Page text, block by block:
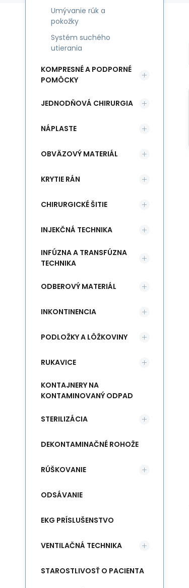
Umývanie rúk a
pokožky
Systém suchého
utierania
KOMPRESNÉ A PODPORNÉ
POMÔCKY
JEDNODŇOVÁ CHIRURGIA
NÁPLASTE
OBVÄZOVÝ MATERIÁL
KRYTIE RÁN
CHIRURGICKÉ ŠITIE
INJEKČNÁ TECHNIKA
INFÚZNA A TRANSFÚZNA
TECHNIKA
ODBEROVÝ MATERIÁL
INKONTINENCIA
PODLOŽKY A LÔŽKOVINY
RUKAVICE
KONTAJNERY NA
KONTAMINOVANÝ ODPAD
STERILIZÁCIA
DEKONTAMINAČNÉ ROHOŽE
RÚŠKOVANIE
ODSÁVANIE
EKG PRÍSLUŠENSTVO
VENTILAČNÁ TECHNIKA
STAROSTLIVOSŤ O PACIENTA